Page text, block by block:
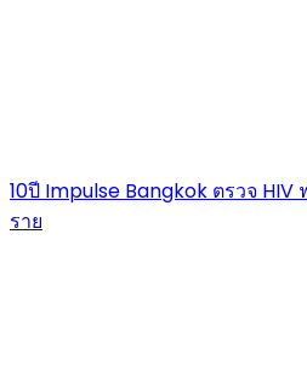
10ปี Impulse Bangkok ตรวจ HIV
ราย